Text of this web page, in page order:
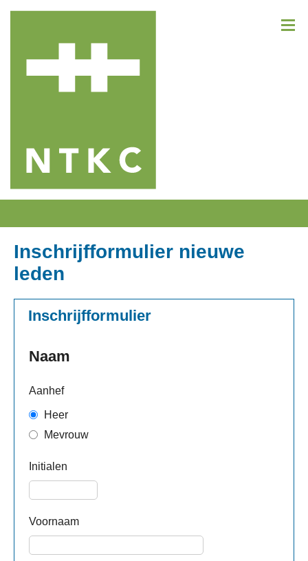
Inschrijfformulier nieuwe
leden
Inschrijfformulier
Naam
Aanhef
Heer
Mevrouw
Initialen
Voornaam